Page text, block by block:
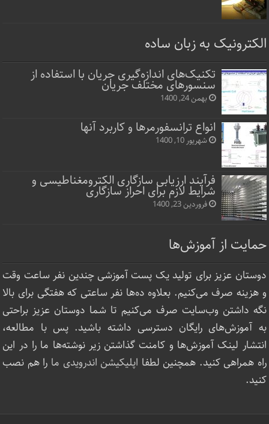
الکترونیک به زبان ساده
تکنیک‌های اندازه‌گیری جریان با استفاده از
سنسورهای مختلف جریان
بهمن 24, 1400
انواع ترانسفورمرها و کاربرد آنها
شهریور 10, 1400
فرآیند ارزیابی سازگاری الکترومغناطیسی و
شرایط لازم برای احراز سازگاری
فروردین 23, 1400
حمایت از آموزش‌ها
دوستان عزیز برای تولید یک پست آموزشی چندین نفر ساعت‌ وقت
و هزینه صرف می‌کنیم. بعلاوه ده‌ها نفر ساعتی که هفتگی برای بالا
نگه داشتن وب‌سایت صرف ‌می‌کنیم تا شما دوستان عزیز براحتی
به آموزش‌های رایگان دسترسی داشته باشید. پس با مطالعه،
انتشار لینک‌ آموزش‌ها و کامنت گذاشتن زیر نوشته‌‌ها ما را در این
راه همراهی کنید. همچنین لطفا اپلیکیشن اندرویدی ما را هم نصب
کنید.